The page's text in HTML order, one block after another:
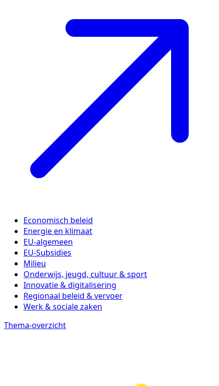
Economisch beleid
Energie en klimaat
EU-algemeen
EU-Subsidies
Milieu
Onderwijs, jeugd, cultuur & sport
Innovatie & digitalisering
Regionaal beleid & vervoer
Werk & sociale zaken
Thema-overzicht